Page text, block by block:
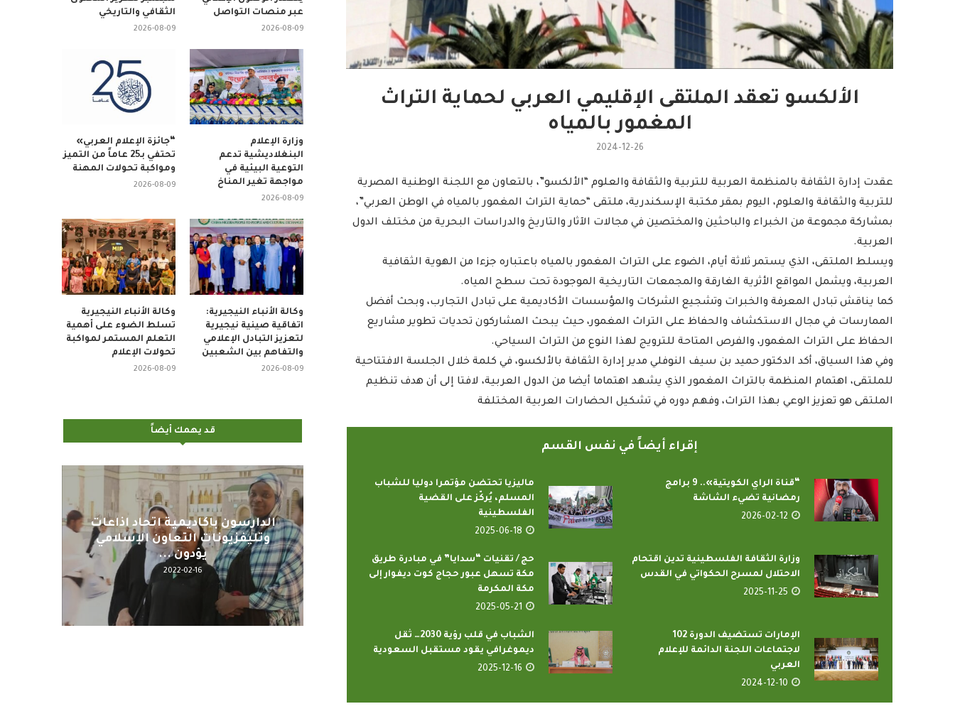
الألكسو تعقد الملتقى الإقليمي العربي لحماية التراث
المغمور بالمياه
2024-12-26
عقدت إدارة الثقافة بالمنظمة العربية للتربية والثقافة والعلوم “الألكسو”، بالتعاون مع اللجنة الوطنية المصرية
للتربية والثقافة والعلوم، اليوم بمقر مكتبة الإسكندرية، ملتقى “حماية التراث المغمور بالمياه في الوطن العربي”،
بمشاركة مجموعة من الخبراء والباحثين والمختصين في مجالات الآثار والتاريخ والدراسات البحرية من مختلف الدول
العربية.
ويسلط الملتقى، الذي يستمر ثلاثة أيام، الضوء على التراث المغمور بالمياه باعتباره جزءا من الهوية الثقافية
العربية، ويشمل المواقع الأثرية الغارقة والمجمعات التاريخية الموجودة تحت سطح المياه.
كما يناقش تبادل المعرفة والخبرات وتشجيع الشركات والمؤسسات الأكاديمية على تبادل التجارب، وبحث أفضل
الممارسات في مجال الاستكشاف والحفاظ على التراث المغمور، حيث يبحث المشاركون تحديات تطوير مشاريع
الحفاظ على التراث المغمور، والفرص المتاحة للترويج لهذا النوع من التراث السياحي.
وفي هذا السياق، أكد الدكتور حميد بن سيف النوفلي مدير إدارة الثقافة بالألكسو، في كلمة خلال الجلسة الافتتاحية
للملتقى، اهتمام المنظمة بالتراث المغمور الذي يشهد اهتماما أيضا من الدول العربية، لافتا إلى أن هدف تنظيم
الملتقى هو تعزيز الوعي بهذا التراث، وفهم دوره في تشكيل الحضارات العربية المختلفة
إقراء أيضاً في نفس القسم
“قناة الراي الكويتية».. 9 برامج
رمضانية تضيء الشاشة
2026-02-12
ماليزيا تحتضن مؤتمرا دوليا للشباب
المسلم، يُركّز على القضية
الفلسطينية
2025-06-18
وزارة الثقافة الفلسطينية تدين اقتحام
الاحتلال لمسرح الحكواتي في القدس
2025-11-25
حج / تقنيات “سدايا” في مبادرة طريق
مكة تسهل عبور حجاج كوت ديفوار إلى
مكة المكرمة
2025-05-21
الإمارات تستضيف الدورة 102
لاجتماعات اللجنة الدائمة للإعلام
العربي
2024-12-10
الشباب في قلب رؤية 2030… ثقل
ديموغرافي يقود مستقبل السعودية
2025-12-16
الثقافي والتاريخي
2026-08-09
عبر منصات التواصل
2026-08-09
“جائزة الإعلام العربي»
تحتفي بـ25 عاماً من التميز
ومواكبة تحولات المهنة
2026-08-09
وزارة الإعلام
البنغلاديشية تدعم
التوعية البيئية في
مواجهة تغير المناخ
2026-08-09
وكالة الأنباء النيجيرية
تسلط الضوء على أهمية
التعلم المستمر لمواكبة
تحولات الإعلام
2026-08-09
وكالة الأنباء النيجيرية:
اتفاقية صينية نيجيرية
لتعزيز التبادل الإعلامي
والتفاهم بين الشعبين
2026-08-09
قد يهمك أيضاً
أمين عام منظمة التعاون الإسلامي
2022-04-12
يؤدون ...
2022-02-16
اليوم : المشاركة بالاجتماع
التحضيري لمنظمي قمة اسيا...
2022-04-12